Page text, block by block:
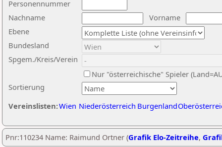
Nachname
Vorname
Ebene
Sortierung
Personennummer
Bundesland
Spgem./Kreis/Verein
Nur "österreichische" Spieler
Vereinslisten:Wien Niederösterreich Burgenland
Pnr:110234 Name: Raimund Ortner (Grafik Elo-Zeitreihe,